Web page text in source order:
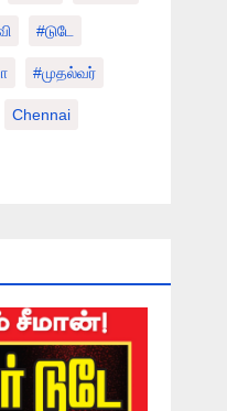
#டுடே
#முதல்வர்
Chennai